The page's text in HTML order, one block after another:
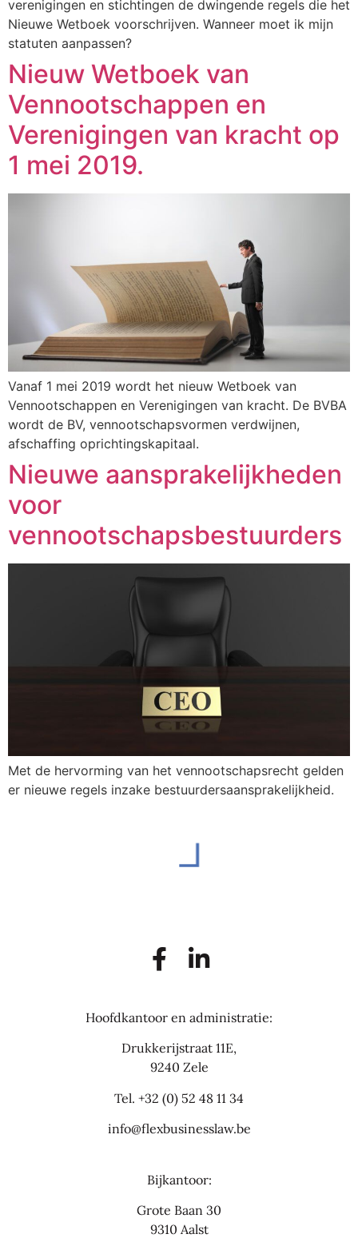
verenigingen en stichtingen de dwingende regels die het
Nieuwe Wetboek voorschrijven. Wanneer moet ik mijn
statuten aanpassen?
Nieuw Wetboek van
Vennootschappen en
Verenigingen van kracht op
1 mei 2019.
Vanaf 1 mei 2019 wordt het nieuw Wetboek van
Vennootschappen en Verenigingen van kracht. De BVBA
wordt de BV, vennootschapsvormen verdwijnen,
afschaffing oprichtingskapitaal.
Nieuwe aansprakelijkheden
voor
vennootschapsbestuurders
Met de hervorming van het vennootschapsrecht gelden
er nieuwe regels inzake bestuurdersaansprakelijkheid.
Hoofdkantoor en administratie:
Drukkerijstraat 11E,
9240 Zele
Tel. +32 (0) 52 48 11 34
info@flexbusinesslaw.be
Bijkantoor:
Grote Baan 30
9310 Aalst